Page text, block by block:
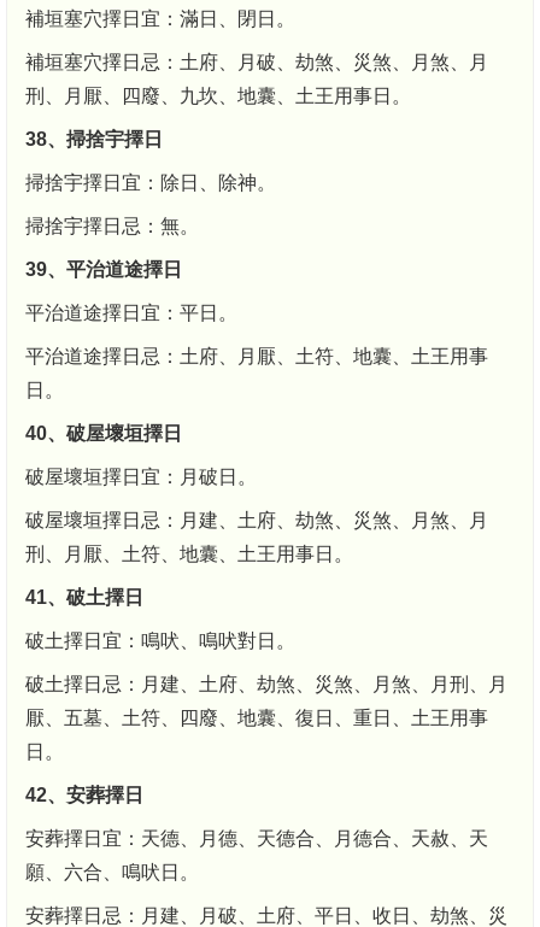
補垣塞穴擇日宜：滿日、閉日。
補垣塞穴擇日忌：土府、月破、劫煞、災煞、月煞、月
刑、月厭、四廢、九坎、地囊、土王用事日。
38、掃捨宇擇日
掃捨宇擇日宜：除日、除神。
掃捨宇擇日忌：無。
39、平治道途擇日
平治道途擇日宜：平日。
平治道途擇日忌：土府、月厭、土符、地囊、土王用事
日。
40、破屋壞垣擇日
破屋壞垣擇日宜：月破日。
破屋壞垣擇日忌：月建、土府、劫煞、災煞、月煞、月
刑、月厭、土符、地囊、土王用事日。
41、破土擇日
破土擇日宜：鳴吠、鳴吠對日。
破土擇日忌：月建、土府、劫煞、災煞、月煞、月刑、月
厭、五墓、土符、四廢、地囊、復日、重日、土王用事
日。
42、安葬擇日
安葬擇日宜：天德、月德、天德合、月德合、天赦、天
願、六合、鳴吠日。
安葬擇日忌：月建、月破、土府、平日、收日、劫煞、災